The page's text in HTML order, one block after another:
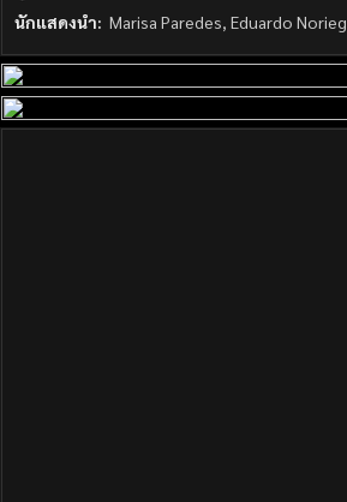
นักแสดงนำ: Marisa Paredes, Eduardo